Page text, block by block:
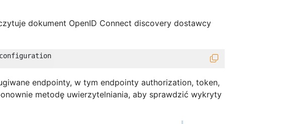
dokument OpenID Connect discovery dostawcy
https://accounts.google.com/.well-known/openid-configuration
endpointy, w tym endpointy authorization, token,
metodę uwierzytelniania, aby sprawdzić wykryty